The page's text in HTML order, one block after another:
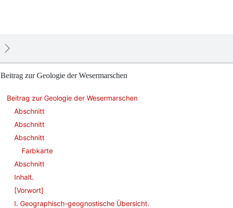
Beitrag zur Geologie der Wesermarschen
Beitrag zur Geologie der Wesermarschen
Abschnitt
Abschnitt
Abschnitt
Farbkarte
Abschnitt
Inhalt.
[Vorwort]
I. Geographisch-geognostische Übersicht.